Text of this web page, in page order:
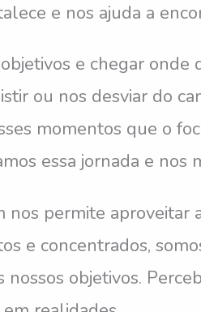
e nos ajuda a
e chegar onde
ou nos desviar do
momentos que o
essa jornada e nos
nos permite aproveitar
e concentrados,
nossos objetivos.